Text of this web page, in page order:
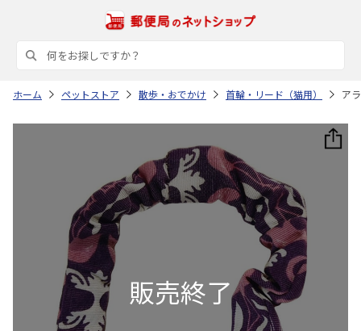
ホーム ペットストア 散歩・おでかけ 首輪・リード（猫用） ア